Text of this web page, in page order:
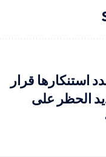
استنكارها قرار
الحظر على